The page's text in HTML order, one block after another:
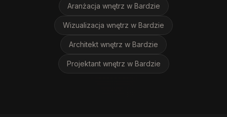
Aranżacja wnętrz w Bardzie
Wizualizacja wnętrz w Bardzie
Architekt wnętrz w Bardzie
Projektant wnętrz w Bardzie